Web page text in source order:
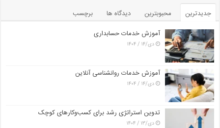
جدیدترین محبوبترین دیدگاه ها
برچسب
آموزش خدمات حسابداری
دی/۱۴ / ۱۴۰۴
آموزش خدمات روانشناسی آنلاین
دی/۱۴ / ۱۴۰۴
تدوین استراتژی رشد برای کسب‌وکارهای کوچک
دی/۱۳ / ۱۴۰۴